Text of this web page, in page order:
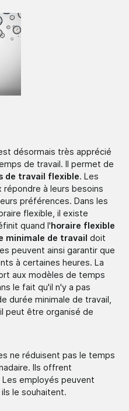
désormais très apprécié
de travail. Il permet de
de travail flexible. Les
à leurs besoins
préférences. Dans les
flexible, il existe
quand l'horaire flexible
minimale de travail doit
peuvent ainsi garantir que
à certaines heures. La
aux modèles de temps
le fait qu'il n'y a pas
durée minimale de travail,
peut être organisé de
ne réduisent pas le temps
Ils offrent
employés peuvent
le souhaitent.